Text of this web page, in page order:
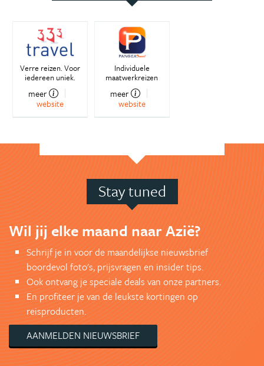
Verre reizen. Voor
iedereen uniek.
meer
website
Individuele
maatwerkreizen
meer
website
Stay tuned
Wil jij elke maand naar Azië?
Schrijf je in voor de maandelijkse nieuwsbrief
boordevol foto's, prijsvragen en insider tips.
Ook ontvang je speciale deals van onze partners.
En profiteer je van de leukste kortingen op
reisproducten.
AANMELDEN NIEUWSBRIEF